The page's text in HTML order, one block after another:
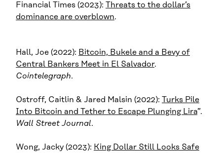
Financial Times (2023): Threats to the dollar’s
dominance are overblown.
Hall, Joe (2022): Bitcoin, Bukele and a Bevy of
Central Bankers Meet in El Salvador.
Cointelegraph.
Ostroff, Caitlin & Jared Malsin (2022): Turks Pile
Into Bitcoin and Tether to Escape Plunging Lira”.
Wall Street Journal.
Wong, Jacky (2023): King Dollar Still Looks Safe